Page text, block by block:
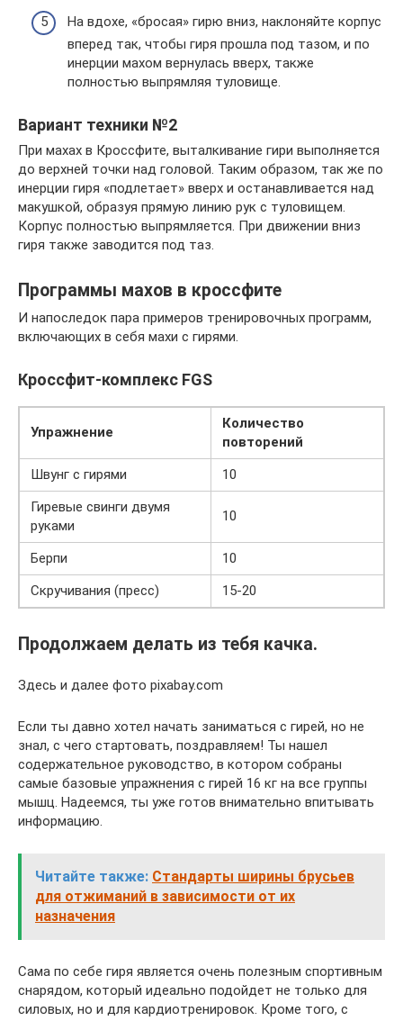
На вдохе, «бросая» гирю вниз, наклоняйте корпус
вперед так, чтобы гиря прошла под тазом, и по
инерции махом вернулась вверх, также
полностью выпрямляя туловище.
Вариант техники №2
При махах в Кроссфите, выталкивание гири выполняется
до верхней точки над головой. Таким образом, так же по
инерции гиря «подлетает» вверх и останавливается над
макушкой, образуя прямую линию рук с туловищем.
Корпус полностью выпрямляется. При движении вниз
гиря также заводится под таз.
Программы махов в кроссфите
И напоследок пара примеров тренировочных программ,
включающих в себя махи с гирями.
Кроссфит-комплекс FGS
Упражнение
Количество
повторений
Швунг с гирями
10
Гиревые свинги двумя
руками
10
Берпи
10
Скручивания (пресс)
15-20
Продолжаем делать из тебя качка.
Здесь и далее фото pixabay.com
Если ты давно хотел начать заниматься с гирей, но не
знал, с чего стартовать, поздравляем! Ты нашел
содержательное руководство, в котором собраны
самые базовые упражнения с гирей 16 кг на все группы
мышц. Надеемся, ты уже готов внимательно впитывать
информацию.
Читайте также: Стандарты ширины брусьев
для отжиманий в зависимости от их
назначения
Сама по себе гиря является очень полезным спортивным
снарядом, который идеально подойдет не только для
силовых, но и для кардиотренировок. Кроме того, с